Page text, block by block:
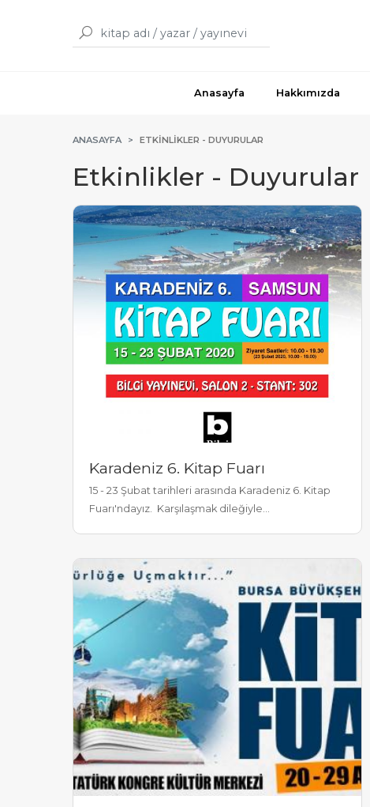
Anasayfa Hakkımızda
ANASAYFA ETKINLIKLER - DUYURULAR
Etkinlikler - Duyurular
Karadeniz 6. Kitap Fuarı
15 - 23 Şubat tarihleri arasında Karadeniz 6. Kitap
Fuarı'ndayız. Karşılaşmak dileğiyle...